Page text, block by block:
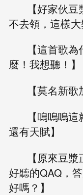
【好家伙
不去領，這樣大
【這首歌
麼！我想聽！】
【莫名新
【嗚嗚嗚
還有天賦】
【原來豆
好聽的QAQ，
好嗎？】